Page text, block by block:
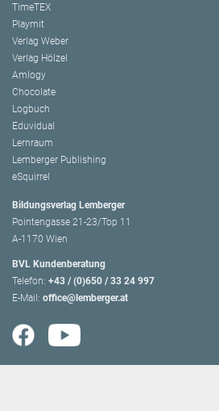
TimeTEX
Playmit
Verlag Weber
Verlag Hölzel
Amlogy
Chocolate
Logbuch
Eduvidual
Lernraum
Lemberger Publishing
eSquirrel
Bildungsverlag Lemberger
Pointengasse 21-23/Top 11
A-1170 Wien
BVL Kundenberatung
Telefon: +43 / (0)650 / 33 24 997
E-Mail: office@lemberger.at